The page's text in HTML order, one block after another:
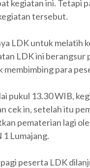
kegiatan ini. Tetapi
tersebut.
LDK untuk melatih
LDK ini berangsur
membimbing para
pukul 13.30 WIB,
cek in, setelah itu
pematerian lagi
1 Lumajang.
peserta LDK